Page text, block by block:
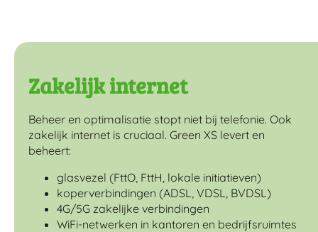
Zakelijk internet
Beheer en optimalisatie stopt niet bij telefonie. Ook
zakelijk internet is cruciaal. Green XS levert en
beheert:
glasvezel (FttO, FttH, lokale initiatieven)
koperverbindingen (ADSL, VDSL, BVDSL)
4G/5G zakelijke verbindingen
WiFi-netwerken in kantoren en bedrijfsruimtes